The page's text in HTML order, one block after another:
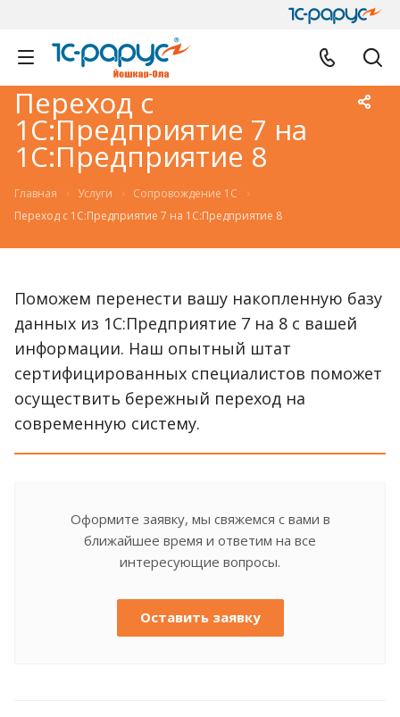
Переход с
1С:Предприятие 7 на
1C:Предприятие 8
Главная Услуги
Сопровождение 1С
Переход с 1С:Предприятие 7 на 1C:Предприятие 8
Поможем перенести вашу накопленную базу
данных из 1С:Предприятие 7 на 8 с вашей
информации. Наш опытный штат
сертифицированных специалистов поможет
осуществить бережный переход на
современную систему.
Оформите заявку, мы свяжемся с вами в
ближайшее время и ответим на все
интересующие вопросы.
Оставить заявку